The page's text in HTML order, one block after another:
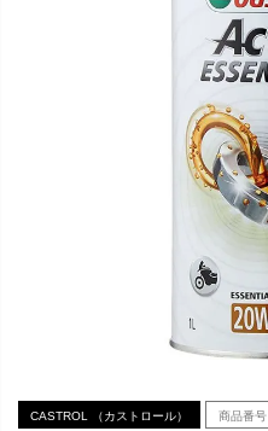
CASTROL （カストロール） 商品番号